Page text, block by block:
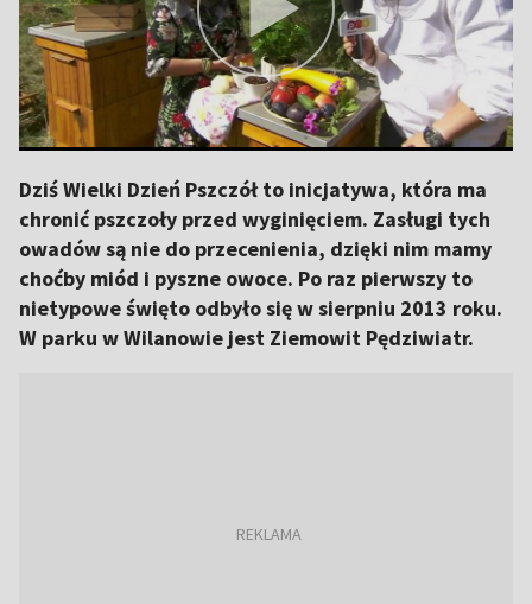
Dziś Wielki Dzień Pszczół to inicjatywa, która ma
chronić pszczoły przed wyginięciem. Zasługi tych
owadów są nie do przecenienia, dzięki nim mamy
choćby miód i pyszne owoce. Po raz pierwszy to
nietypowe święto odbyło się w sierpniu 2013 roku.
W parku w Wilanowie jest Ziemowit Pędziwiatr.